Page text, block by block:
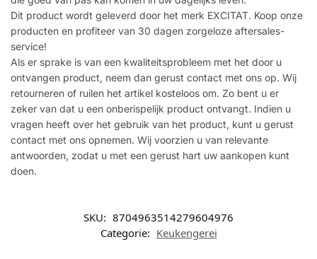
Dit product wordt geleverd door het merk EXCITAT. Koop onze
producten en profiteer van 30 dagen zorgeloze aftersales-
service!
Als er sprake is van een kwaliteitsprobleem met het door u
ontvangen product, neem dan gerust contact met ons op. Wij
retourneren of ruilen het artikel kosteloos om. Zo bent u er
zeker van dat u een onberispelijk product ontvangt. Indien u
vragen heeft over het gebruik van het product, kunt u gerust
contact met ons opnemen. Wij voorzien u van relevante
antwoorden, zodat u met een gerust hart uw aankopen kunt
doen.
SKU: 8704963514279604976
Categorie: Keukengerei